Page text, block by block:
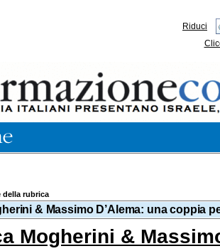
Riduci
della rubrica
& Massimo D’Alema: una coppia
Mogherini &